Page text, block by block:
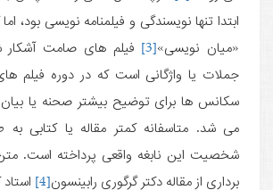
ابتدا تنها نویسندگی و فیلمنامه نویسی بود،
«میان نویسی»[3]
فیلم های صامت
جملات یا واژگانی است که در دوره فیلم
سکانس ها برای توضیح بیشتر صحنه یا بیان
می شد. متاسفانه کمتر مقاله یا کتابی
شخصیت این نابغه واقعی پرداخته است.
برداری از مقاله دکتر گرگوری رابینسون[4]
استاد